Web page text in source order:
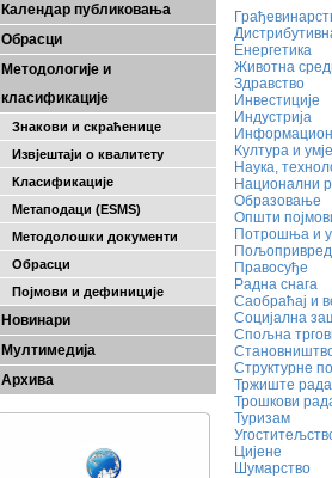
Календар публиковања
Обрасци
Методологије и
класификације
Знакови и скраћенице
Извјештаји о квалитету
Класификације
Метаподаци (ESMS)
Методолошки документи
Обрасци
Појмови и дефиниције
Новинари
Мултимедија
Архива
Енергетика
Животна
Здравство
Инвестиције
Индустрија
Култура и
Наука,
Национални
Образовање
Општи
Потрошња и
Правосуђе
Радна снага
Саобраћај и
Социјална
Спољна
Структурне
Тржиште рада
Трошкови
Туризам
Цијене
Шумарство